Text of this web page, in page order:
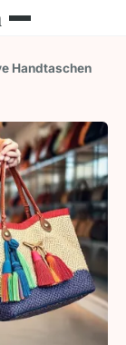
Handtaschen